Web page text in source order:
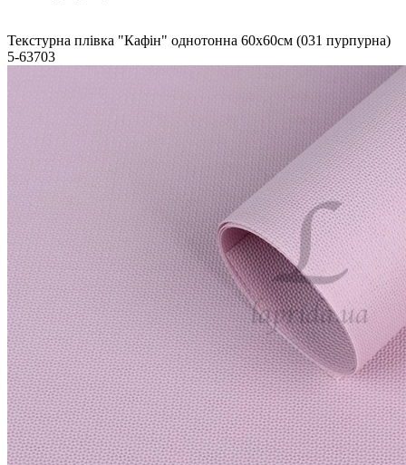
Текстурна плівка "Кафін" однотонна 60х60см (031 пурпурна)
5-63703